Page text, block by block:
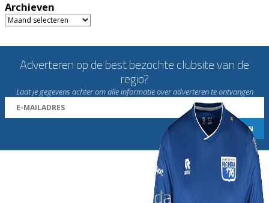
Archieven
Archieven
Adverteren op de best bezochte clubsite van de
regio?
Laat je gegevens achter om alle informatie over adverteren te ontvangen
Word nu lid van Rohda